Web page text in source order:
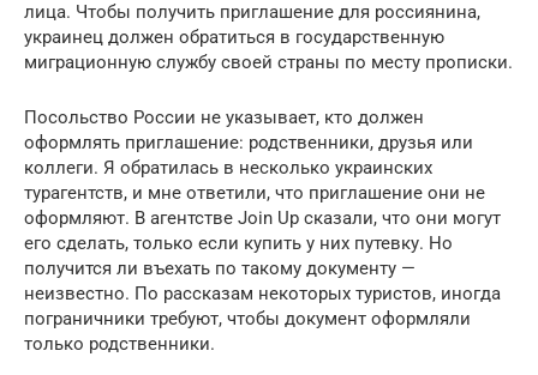
лица. Чтобы получить приглашение для россиянина,
украинец должен обратиться в государственную
миграционную службу своей страны по месту прописки.
Посольство России не указывает, кто должен
оформлять приглашение: родственники, друзья или
коллеги. Я обратилась в несколько украинских
турагентств, и мне ответили, что приглашение они не
оформляют. В агентстве Join Up сказали, что они могут
его сделать, только если купить у них путевку. Но
получится ли въехать по такому документу —
неизвестно. По рассказам некоторых туристов, иногда
пограничники требуют, чтобы документ оформляли
только родственники.